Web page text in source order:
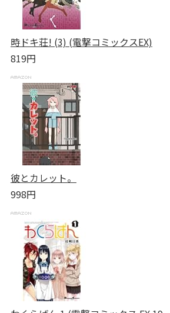
時ドキ荘! (3) (電撃コミックスEX)
819円
彼とカレット。
998円